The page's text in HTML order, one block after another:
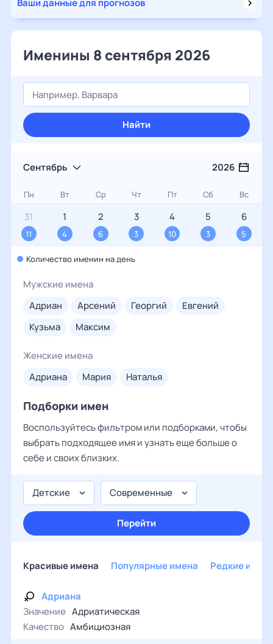
Ваши данные для прогнозов
Именины 8 сентября 2026
Найти
Сентябрь 2026
Пн Вт Ср Чт Пт Сб Вс
31
11
1
4
2
6
3
3
4
10
5
3
6
5
Количество именин на день
Мужские имена
адриан
арсений георгий
евгений
кузьма
максим
Женские имена
адриана
мария наталья
Подборки имен
Воспользуйтесь фильтром или подборками, чтобы
выбрать подходящее имя и узнать еще больше о
себе и своих близких.
Детские Современные
Перейти
Красивые имена Популярные имена Редкие
Адриана
Значение Адриатическая
Качество Амбициозная